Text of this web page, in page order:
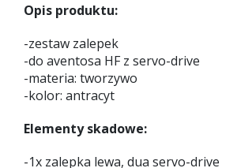
Opis produktu:
-zestaw zalepek
-do aventosa HF z servo-drive
-materia: tworzywo
-kolor: antracyt
Elementy skadowe:
-1x zalepka lewa, dua servo-drive